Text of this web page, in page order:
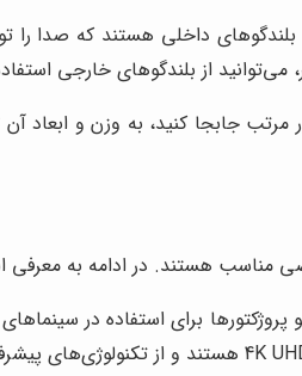
بلندگوهای داخلی هستند که صدا
از بلندگوهای خارجی
مرتب جابجا کنید، به وزن و
مناسب هستند. در ادامه به معرفی
پروژکتورها برای استفاده در